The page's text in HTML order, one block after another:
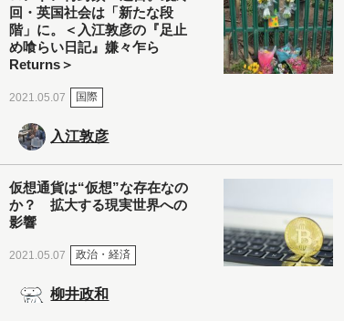
回・英国社会は「新たな段
階」に。＜入江敦彦の『足止
め喰らい日記』嫌々乍ら
Returns＞
2021.05.07 国際
入江敦彦
仮想通貨は“仮想”な存在なの
か？ 拡大する現実世界への
影響
2021.05.07 政治・経済
柳井政和